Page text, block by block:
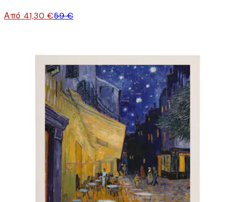
Από 41,30 €59 €